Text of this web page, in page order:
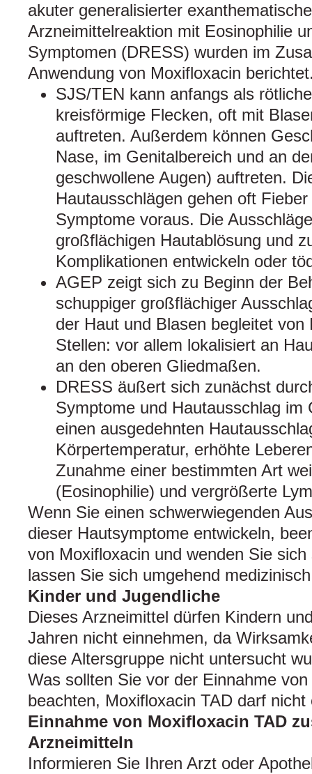
akuter generalisierter
Arzneimittelreaktion mit Eosinophilie
Symptomen (DRESS) wurden im
Anwendung von Moxifloxacin
SJS/TEN kann anfangs als
kreisförmige Flecken, oft mit
auftreten. Außerdem können
Nase, im Genitalbereich und an
geschwollene Augen) auftreten.
Hautausschlägen gehen oft
Symptome voraus. Die
großflächigen Hautablösung und
Komplikationen entwickeln oder
AGEP zeigt sich zu Beginn der
schuppiger großflächiger
der Haut und Blasen begleitet von
Stellen: vor allem lokalisiert an
an den oberen Gliedmaßen.
DRESS äußert sich zunächst
Symptome und Hautausschlag im
einen ausgedehnten
Körpertemperatur, erhöhte
Zunahme einer bestimmten Art
(Eosinophilie) und vergrößerte
Wenn Sie einen schwerwiegenden
dieser Hautsymptome entwickeln,
von Moxifloxacin und wenden Sie
lassen Sie sich umgehend
Kinder und Jugendliche
Dieses Arzneimittel dürfen Kindern
Jahren nicht einnehmen, da
diese Altersgruppe nicht untersucht
Was sollten Sie vor der Einnahme
beachten, Moxifloxacin TAD darf
Einnahme von Moxifloxacin TAD
Arzneimitteln
Informieren Sie Ihren Arzt oder